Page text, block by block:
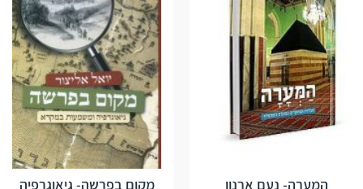
המערה- נעם ארנון מקום בפרשה- גיאוגרפיה